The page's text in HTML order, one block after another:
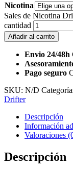
Nicotina
Sales de Nicotina
cantidad
Añadir al carrito
Envio 24/48h
Pago seguro
SKU: N/D
Drifter
Descripción
Información
Valoraciones
Descripción